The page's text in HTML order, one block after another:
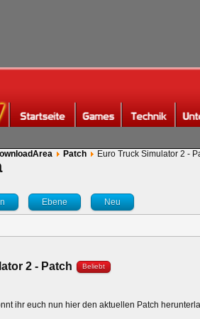
Patch Euro Truck Simulator 2 -
Ebene Neu
2 - Patch Beliebt
ihr euch nun hier den aktuellen Patch